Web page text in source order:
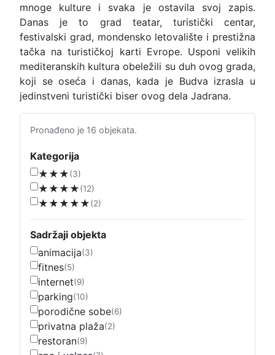
mnoge kulture i svaka je ostavila svoj zapis.
Danas je to grad teatar, turistički centar,
festivalski grad, mondensko letovalište i prestižna
tačka na turističkoj karti Evrope. Usponi velikih
mediteranskih kultura obeležili su duh ovog grada,
koji se oseća i danas, kada je Budva izrasla u
jedinstveni turistički biser ovog dela Jadrana.
Pronađeno je 16 objekata.
Kategorija
★★★(3)
★★★★(12)
★★★★★(2)
Sadržaji objekta
animacija(3)
fitnes(5)
internet(9)
parking(10)
porodične sobe(6)
privatna plaža(2)
restoran(9)